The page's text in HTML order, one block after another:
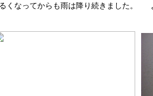
くなってからも雨は降り続きました。